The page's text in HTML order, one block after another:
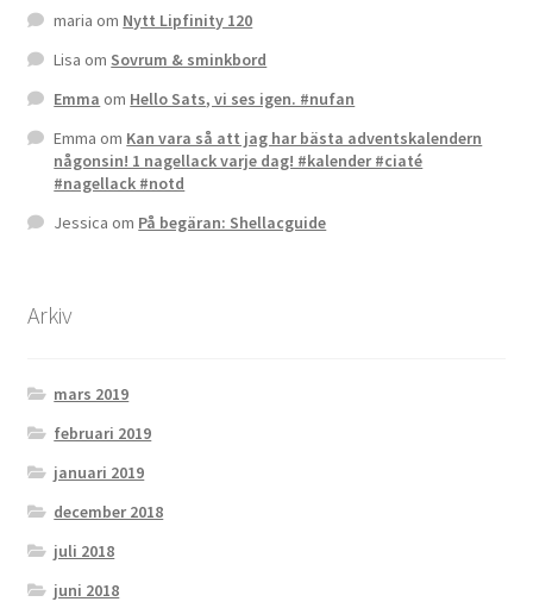
maria om Nytt Lipfinity 120
Lisa om Sovrum & sminkbord
Emma om Hello Sats, vi ses igen. #nufan
Emma om Kan vara så att jag har bästa adventskalendern
någonsin! 1 nagellack varje dag! #kalender #ciaté
#nagellack #notd
Jessica om På begäran: Shellacguide
Arkiv
mars 2019
februari 2019
januari 2019
december 2018
juli 2018
juni 2018